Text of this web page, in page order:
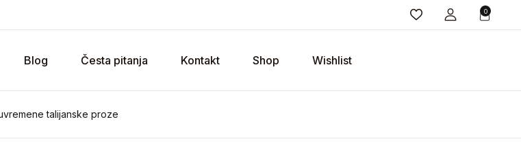
0
Blog Česta pitanja Kontakt Shop Wishlist
talijanske proze